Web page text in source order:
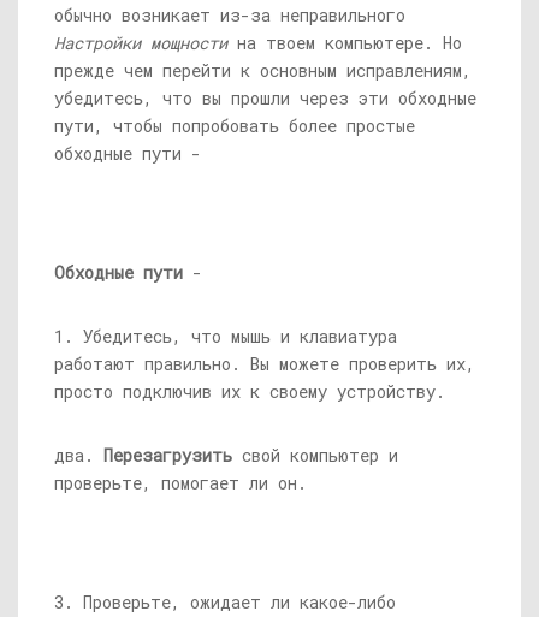
обычно возникает из-за неправильного
Настройки мощностина твоем компьютере. Но
прежде чем перейти к основным исправлениям,
убедитесь, что вы прошли через эти обходные
пути, чтобы попробовать более простые
обходные пути -
Обходные пути -
1. Убедитесь, что мышь и клавиатура
работают правильно. Вы можете проверить их,
просто подключив их к своему устройству.
два. Перезагрузить свой компьютер и
проверьте, помогает ли он.
3. Проверьте, ожидает ли какое-либо